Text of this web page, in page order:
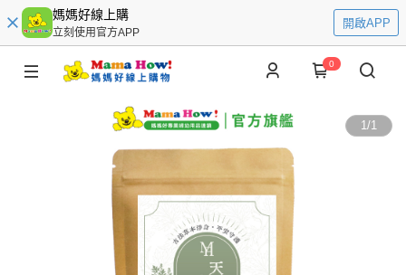
媽媽好線上購
立刻使用官方APP
開啟APP
0
1/1